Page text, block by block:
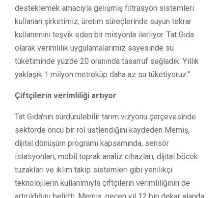
desteklemek amacıyla gelişmiş filtrasyon sistemleri
kullanan şirketimiz, üretim süreçlerinde suyun tekrar
kullanımını teşvik eden bir misyonla ilerliyor. Tat Gıda
olarak verimlilik uygulamalarımız sayesinde su
tüketiminde yüzde 20 oranında tasarruf sağladık. Yıllık
yaklaşık 1 milyon metreküp daha az su tüketiyoruz."
Çiftçilerin verimliliği artıyor
Tat Gıda'nın sürdürülebilir tarım vizyonu çerçevesinde
sektörde öncü bir rol üstlendiğini kaydeden Memiş,
dijital dönüşüm programı kapsamında, sensör
istasyonları, mobil toprak analiz cihazları, dijital böcek
tuzakları ve iklim takip sistemleri gibi yenilikçi
teknolojilerin kullanımıyla çiftçilerin verimliliğinin de
artırıldığını belirtti. Memiş, geçen yıl 12 bin dekar alanda